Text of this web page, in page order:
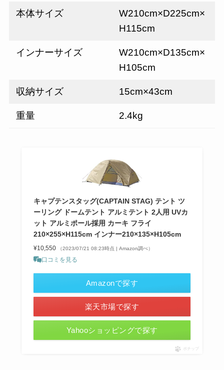
本体サイズ
W210cm×D225cm×
H115cm
インナーサイズ
W210cm×D135cm×
H105cm
収納サイズ 15cm×43cm
重量 2.4kg
キャプテンスタッグ(CAPTAIN STAG) テント ツ
ーリング ドームテント アルミテント 2人用 UVカ
ット アルミポール採用 カーキ フライ
210×255×H115cm インナー210×135×H105cm
¥10,550 （2023/07/21 08:23時点 | Amazon調べ）
口コミを見る
Amazonで探す
楽天市場で探す
Yahooショッピングで探す
ポチップ